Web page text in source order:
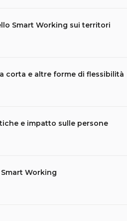
Smart Working sui territori
corta e altre forme di flessibilità
e impatto sulle persone
Working